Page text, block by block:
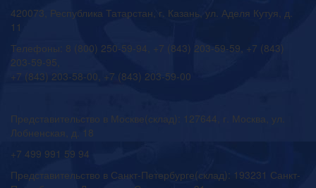
420073, Республика Татарстан, г. Казань, ул. Аделя Кутуя, д.
11
Телефоны: 8 (800) 250-59-94, +7 (843) 203-59-59, +7 (843)
203-59-95,
+7 (843) 203-58-00, +7 (843) 203-59-00
Представительство в Москве(склад): 127644, г. Москва, ул.
Лобненская, д. 18
+7 499 991 59 94
Представительство в Санкт-Петербурге(склад): 193231 Санкт-